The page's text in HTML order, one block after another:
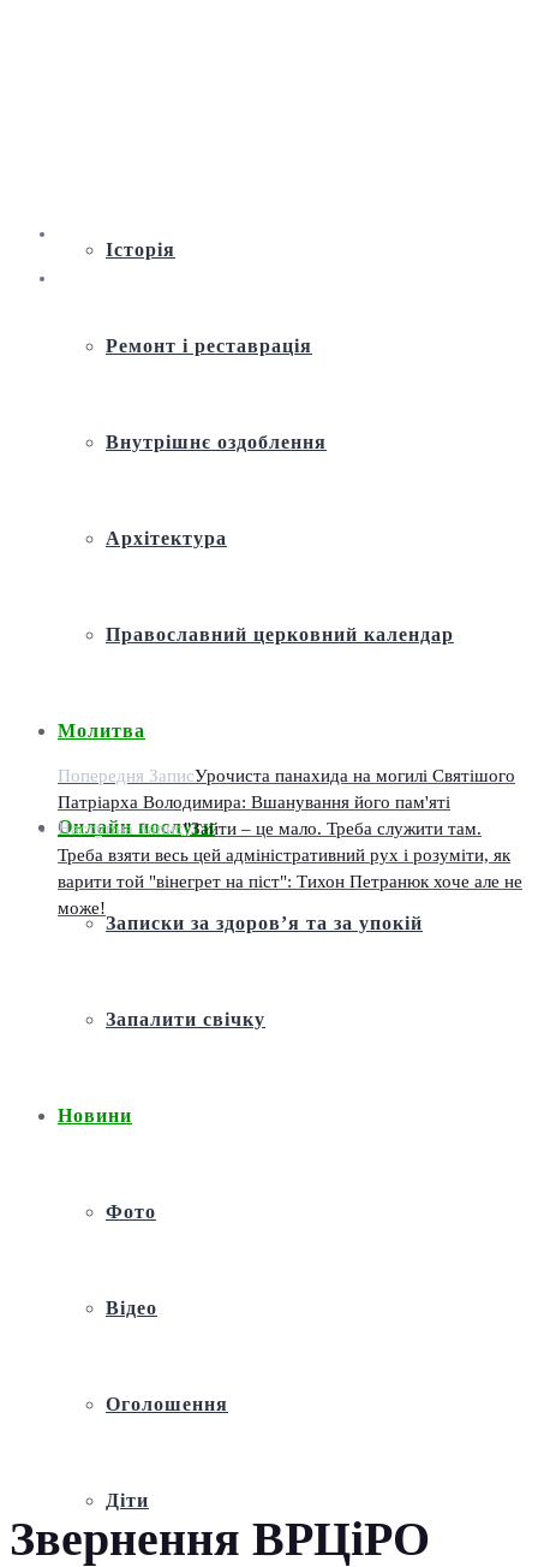
Історія
Ремонт і реставрація
Внутрішнє оздоблення
Архітектура
Православний церковний календар
Молитва
Онлайн послуги
Записки за здоров’я та за упокій
Запалити свічку
Новини
Фото
Відео
Оголошення
Діти
Звернення ВРЦіРО
Попередня ЗаписУрочиста панахида на могилі Святішого
Патріарха Володимира: Вшанування його пам'яті
Наступна Запис"Зайти – це мало. Треба служити там.
Треба взяти весь цей адміністративний рух і розуміти, як
варити той "вінегрет на піст": Тихон Петранюк хоче але не
може!